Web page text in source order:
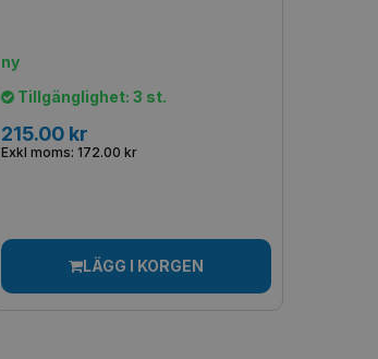
ny
Tillgänglighet: 3 st.
215.00 kr
Exkl moms: 172.00 kr
LÄGG I KORGEN